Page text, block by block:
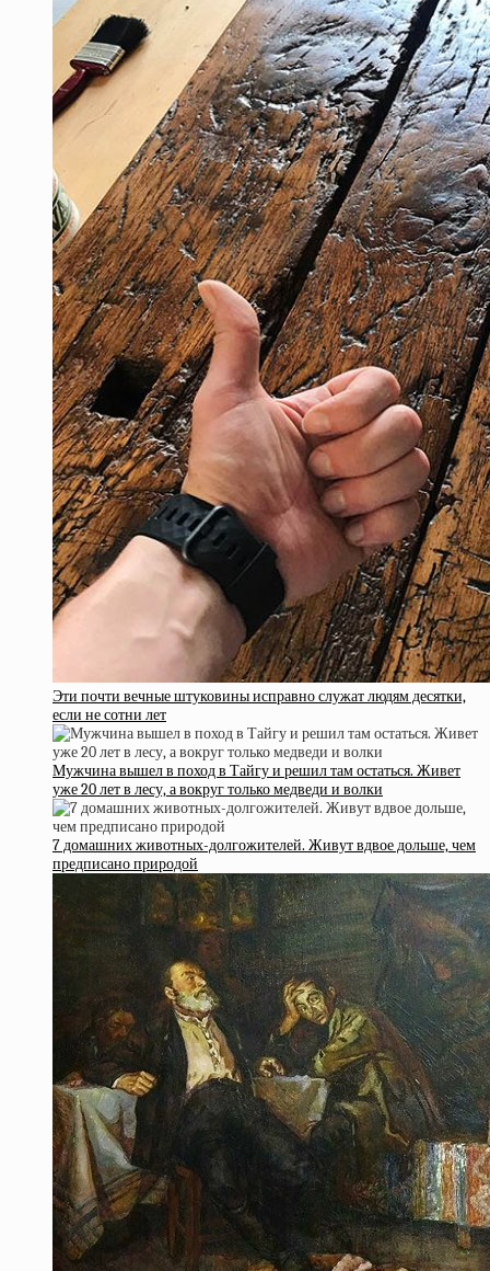
Эти почти вечные штуковины исправно служат людям десятки,
если не сотни лет
Мужчина вышел в поход в Тайгу и решил там остаться. Живет
уже 20 лет в лесу, а вокруг только медведи и волки
7 домашних животных-долгожителей. Живут вдвое дольше, чем
предписано природой